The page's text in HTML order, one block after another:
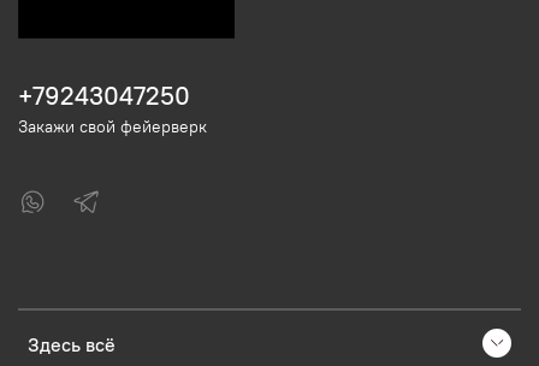
Здесь всё
+79243047250
Закажи свой фейерверк